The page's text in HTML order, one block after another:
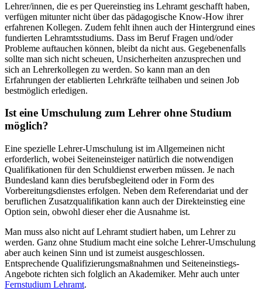
Lehrer/innen, die es per Quereinstieg ins Lehramt geschafft haben,
verfügen mitunter nicht über das pädagogische Know-How ihrer
erfahrenen Kollegen. Zudem fehlt ihnen auch der Hintergrund eines
fundierten Lehramtsstudiums. Dass im Beruf Fragen und/oder
Probleme auftauchen können, bleibt da nicht aus. Gegebenenfalls
sollte man sich nicht scheuen, Unsicherheiten anzusprechen und
sich an Lehrerkollegen zu werden. So kann man an den
Erfahrungen der etablierten Lehrkräfte teilhaben und seinen Job
bestmöglich erledigen.
Ist eine Umschulung zum Lehrer ohne Studium
möglich?
Eine spezielle Lehrer-Umschulung ist im Allgemeinen nicht
erforderlich, wobei Seiteneinsteiger natürlich die notwendigen
Qualifikationen für den Schuldienst erwerben müssen. Je nach
Bundesland kann dies berufsbegleitend oder in Form des
Vorbereitungsdienstes erfolgen. Neben dem Referendariat und der
beruflichen Zusatzqualifikation kann auch der Direkteinstieg eine
Option sein, obwohl dieser eher die Ausnahme ist.
Man muss also nicht auf Lehramt studiert haben, um Lehrer zu
werden. Ganz ohne Studium macht eine solche Lehrer-Umschulung
aber auch keinen Sinn und ist zumeist ausgeschlossen.
Entsprechende Qualifizierungsmaßnahmen und Seiteneinstiegs-
Angebote richten sich folglich an Akademiker. Mehr auch unter
Fernstudium Lehramt.